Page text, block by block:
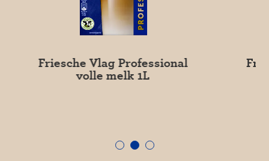
Friesche Vlag Professional
volle melk 1L